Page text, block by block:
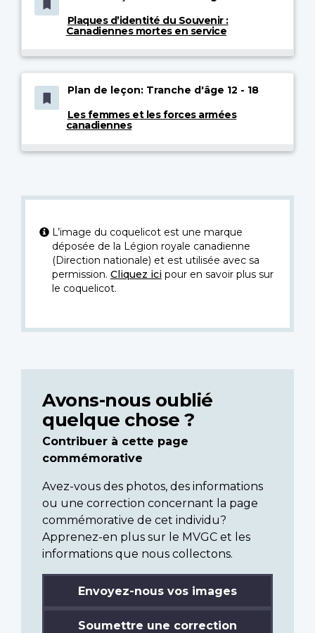
Plaques d’identité du Souvenir :
Canadiennes mortes en service
Plan de leçon: Tranche d'âge 12 - 18
Les femmes et les forces armées
canadiennes
L’image du coquelicot est une marque
déposée de la Légion royale canadienne
(Direction nationale) et est utilisée avec sa
permission. Cliquez icipour en savoir plus sur
le coquelicot.
Avons-nous oublié
quelque chose ?
Contribuer à cette page
commémorative
Avez-vous des photos, des informations
ou une correction concernant la page
commémorative de cet individu?
Apprenez-en plus sur le MVGC et les
informations que nous collectons.
Envoyez-nous vos images
Soumettre une correction